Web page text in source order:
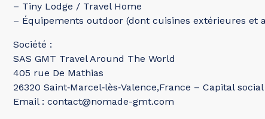
– Tiny Lodge / Travel Home
– Équipements outdoor (dont cuisines extérieures et
Société :
SAS GMT Travel Around The World
405 rue De Mathias
26320 Saint‑Marcel‑lès‑Valence,France – Capital
Email : contact@nomade-gmt.com